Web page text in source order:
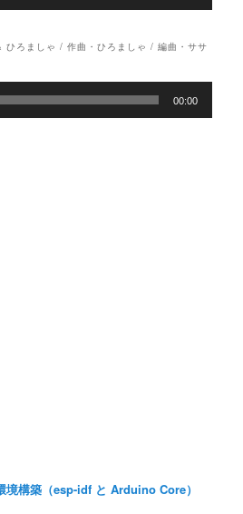
ろましゃ / 作曲・ひろましゃ / 編曲・ササ
00:00
境構築（esp-idf と Arduino Core）